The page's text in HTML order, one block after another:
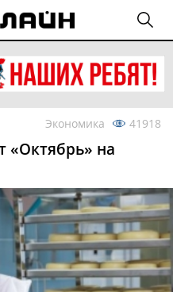
Экономика 41918
«Октябрь» на